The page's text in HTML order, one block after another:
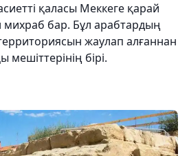
қаласы Меккеге қарай
михраб бар. Бұл арабтардың
жаулап алғаннан
мешіттерінің бірі.